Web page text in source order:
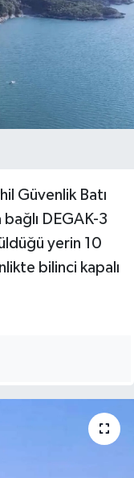
Güvenlik Batı
DEGAK-3
yerin 10
bilinci kapalı